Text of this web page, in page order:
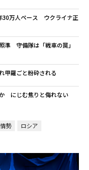
30万人ペース ウクライナ正
準 守備隊は「戦車の罠」
甲羅ごと粉砕される
にじむ焦りと侮れない
勢 ロシア